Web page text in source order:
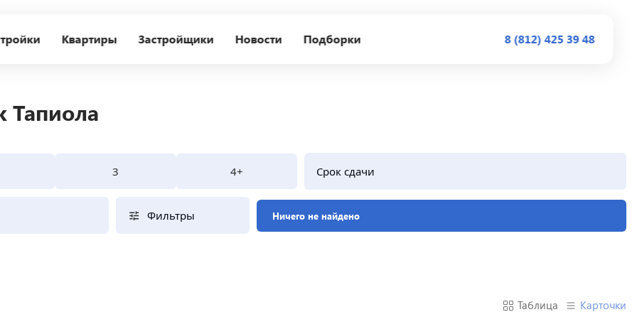
Квартиры Застройщики Новости Подборки 8 (812) 425 39 48
Тапиола
3 4+ Срок сдачи
Фильтры Ничего не найдено
Таблица Карточки